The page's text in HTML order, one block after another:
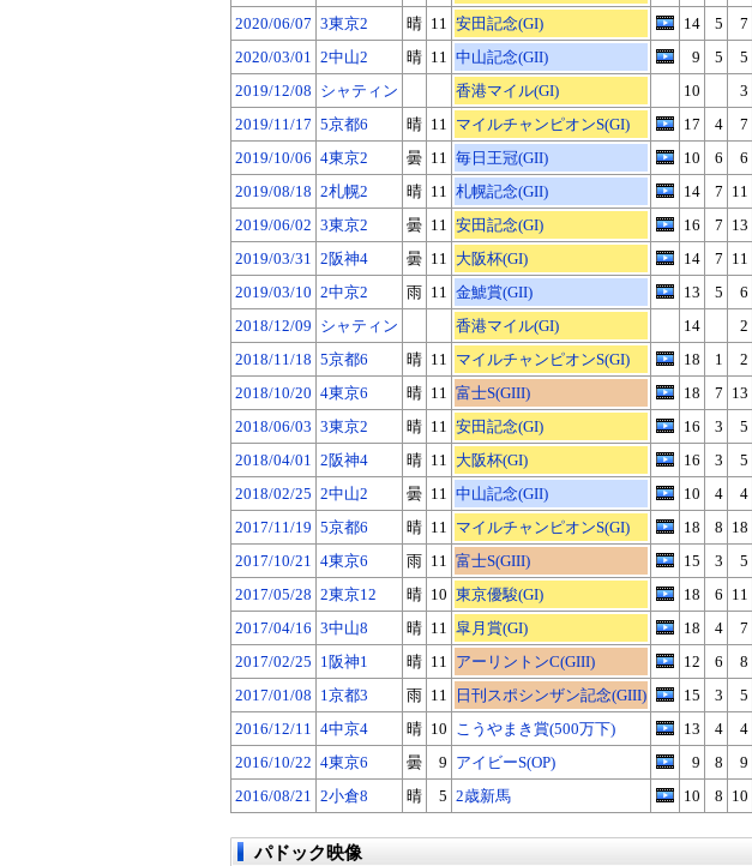
2020/06/07 3東京2 晴 11 安田記念(GI) 14 5 7
2020/03/01 2中山2 晴 11 中山記念(GII) 9 5 5
2019/12/08 シャティン 香港マイル(GI) 10 3
2019/11/17 5京都6 晴 11 マイルチャンピオンS(GI) 17 4 7
2019/10/06 4東京2 曇 11 毎日王冠(GII) 10 6 6
2019/08/18 2札幌2 晴 11 札幌記念(GII) 14 7 11
2019/06/02 3東京2 曇 11 安田記念(GI) 16 7 13
2019/03/31 2阪神4 曇 11 大阪杯(GI) 14 7 11
2019/03/10 2中京2 雨 11 金鯱賞(GII) 13 5 6
2018/12/09 シャティン 香港マイル(GI) 14 2
2018/11/18 5京都6 晴 11 マイルチャンピオンS(GI) 18 1 2
2018/10/20 4東京6 晴 11 富士S(GIII) 18 7 13
2018/06/03 3東京2 晴 11 安田記念(GI) 16 3 5
2018/04/01 2阪神4 晴 11 大阪杯(GI) 16 3 5
2018/02/25 2中山2 曇 11 中山記念(GII) 10 4 4
2017/11/19 5京都6 晴 11 マイルチャンピオンS(GI) 18 8 18
2017/10/21 4東京6 雨 11 富士S(GIII) 15 3 5
2017/05/28 2東京12 晴 10 東京優駿(GI) 18 6 11
2017/04/16 3中山8 晴 11 皐月賞(GI) 18 4 7
2017/02/25 1阪神1 晴 11 アーリントンC(GIII) 12 6 8
2017/01/08 1京都3 雨 11 日刊スポシンザン記念(GIII) 15 3 5
2016/12/11 4中京4 晴 10 こうやまき賞(500万下) 13 4 4
2016/10/22 4東京6 曇 9 アイビーS(OP) 9 8 9
2016/08/21 2小倉8 晴 5 2歳新馬 10 8 10
パドック映像